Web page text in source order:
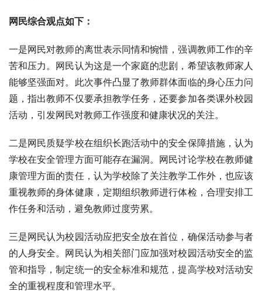
网民综合观点如下：
一是网民对教师的离世表示同情和惋惜，强调教师工作的辛
苦和压力。网民认为这是一个家庭的悲剧，希望该教师家人
能够坚强面对。此次事件凸显了教师群体面临的身心压力问
题，指出教师不仅要承担教学任务，还要参加各类课外校园
活动，引发网民对教师工作强度和健康状况的关注。
二是网民质疑学校在组织长跑活动中的安全保障措施，认为
学校在安全管理方面可能存在漏洞。网民讨论学校在教师健
康管理方面的责任，认为学校除了关注教学工作外，也应该
重视教师的身体健康，定期组织教师进行体检，合理安排工
作任务和活动，避免教师过度劳累。
三是网民认为校园活动应把安全放在首位，确保活动参与者
的人身安全。网民认为相关部门应加强对校园活动安全的监
管和指导，制定统一的安全标准和规范，提高学校对活动安
全的重视程度和管理水平。